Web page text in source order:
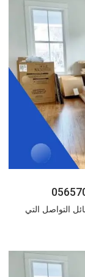
التواصل التي